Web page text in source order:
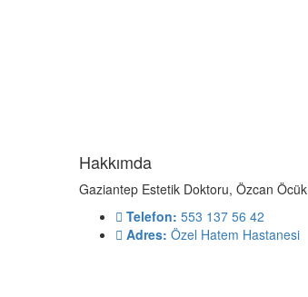
Hakkımda
Gaziantep Estetik Doktoru, Özcan Öcük
Telefon: 553 137 56 42
Adres: Özel Hatem Hastanesi